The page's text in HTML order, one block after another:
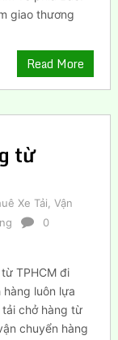
giao thương
Read More
từ
Xe Tải Vận
0
TPHCM đi
luôn lựa
chở hàng từ
chuyển hàng